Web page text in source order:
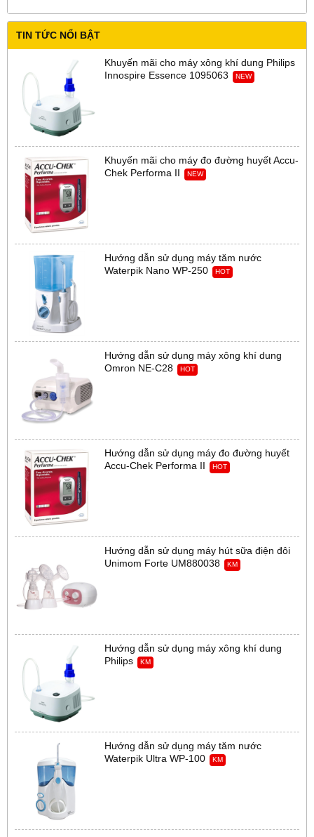
TIN TỨC NỔI BẬT
Khuyến mãi cho máy xông khí dung Philips
Innospire Essence 1095063
NEW
Khuyến mãi cho máy đo đường huyết Accu-
Chek Performa II
NEW
Hướng dẫn sử dụng máy tăm nước
Waterpik Nano WP-250
HOT
Hướng dẫn sử dụng máy xông khí dung
Omron NE-C28
HOT
Hướng dẫn sử dụng máy đo đường huyết
Accu-Chek Performa II
HOT
Hướng dẫn sử dụng máy hút sữa điện đôi
Unimom Forte UM880038
KM
Hướng dẫn sử dụng máy xông khí dung
Philips
KM
Hướng dẫn sử dụng máy tăm nước
Waterpik Ultra WP-100
KM